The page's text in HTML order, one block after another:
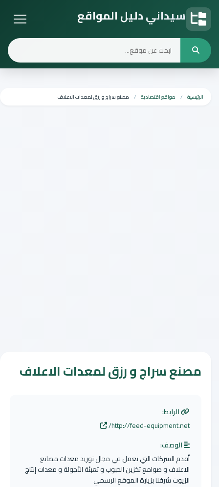
سيداني دليل المواقع
الرئيسية مواقع اقتصادية مصنع سراج و رزق لمعدات الاعلاف
مصنع سراج و رزق لمعدات الاعلاف
الرابط:
http://feed-equipment.net/
الوصف:
أقدم الشركات التي تعمل في مجال توريد معدات مصانع
الاعلاف و صوامع تخزين الحبوب و تعبئة الأجولة و معدات إنتاج
الزيوت شرفنا بزيارة الموقع الرسمي